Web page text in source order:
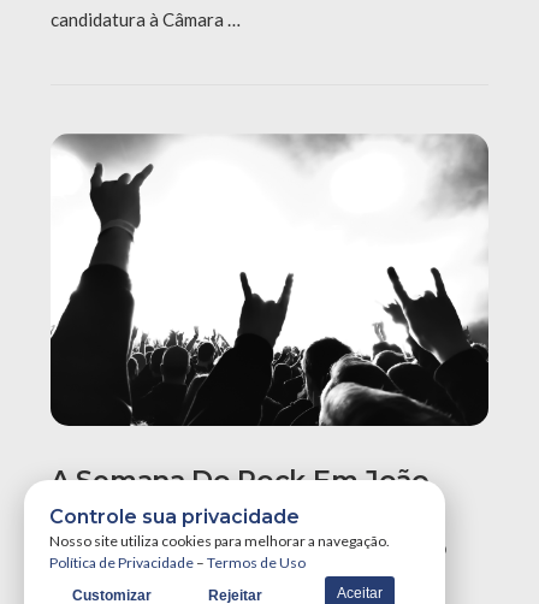
candidatura à Câmara …
A Semana Do Rock Em João
Pessoa Promete Um Dos
Maiores Finais De Semana Do
Ano!
Controle sua privacidade
Nosso site utiliza cookies para melhorar a navegação.
Política de Privacidade – Termos de Uso
Customizar Rejeitar Aceitar